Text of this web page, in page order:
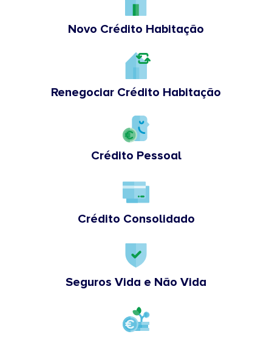
Novo Crédito Habitação
Renegociar Crédito Habitação
Crédito Pessoal
Crédito Consolidado
Seguros Vida e Não Vida